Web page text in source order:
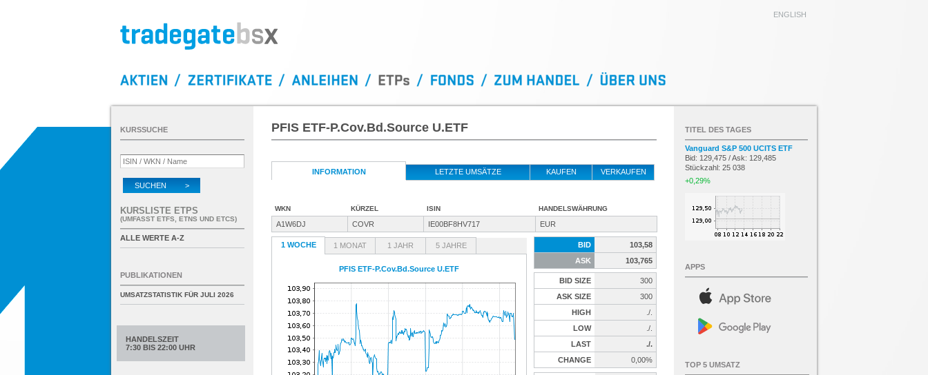
ENGLISH
PFIS ETF-P.Cov.Bd.Source U.ETF
INFORMATION LETZTE UMSÄTZE KAUFEN VERKAUFEN
WKN KÜRZEL ISIN HANDELSWÄHRUNG
A1W6DJ COVR IE00BF8HV717 EUR
1 WOCHE 1 MONAT 1 JAHR 5 JAHRE
PFIS ETF-P.Cov.Bd.Source U.ETF
BID
103,58
ASK
103,765
BID SIZE
300
ASK SIZE
300
HIGH
./.
LOW
./.
LAST
./.
CHANGE
0,00%
KURSSUCHE
SUCHEN >
KURSLISTE ETPS
(UMFASST ETFS, ETNS UND ETCS)
ALLE WERTE A-Z
PUBLIKATIONEN
UMSATZSTATISTIK FÜR JULI 2026
HANDELSZEIT
7:30 BIS 22:00 UHR
TITEL DES TAGES
Vanguard S&P 500 UCITS ETF
Bid: 129,475 / Ask: 129,485
Stückzahl: 25 038
+0,29%
APPS
TOP 5 UMSATZ